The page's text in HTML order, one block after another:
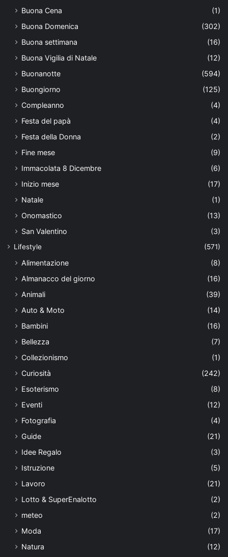
Buona Cena
(1)
Buona Domenica
(302)
Buona settimana
(16)
Buona Vigilia di Natale
(12)
Buonanotte
(594)
Buongiorno
(125)
Compleanno
(4)
Festa del papà
(4)
Festa della Donna
(2)
Fine mese
(9)
Immacolata 8 Dicembre
(6)
Inizio mese
(17)
Natale
(1)
Onomastico
(13)
San Valentino
(3)
Lifestyle (571)
Alimentazione
(8)
Almanacco del giorno
(16)
Animali
(39)
Auto & Moto
(14)
Bambini
(16)
Bellezza
(7)
Collezionismo
(1)
Curiosità
(242)
Esoterismo
(8)
Eventi
(12)
Fotografia
(4)
Guide
(21)
Idee Regalo
(3)
Istruzione
(5)
Lavoro
(21)
Lotto & SuperEnalotto
(2)
meteo
(2)
Moda
(17)
Natura
(12)